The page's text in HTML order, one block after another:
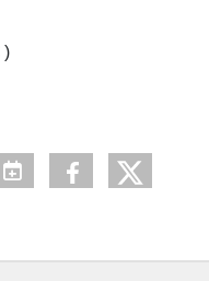
)